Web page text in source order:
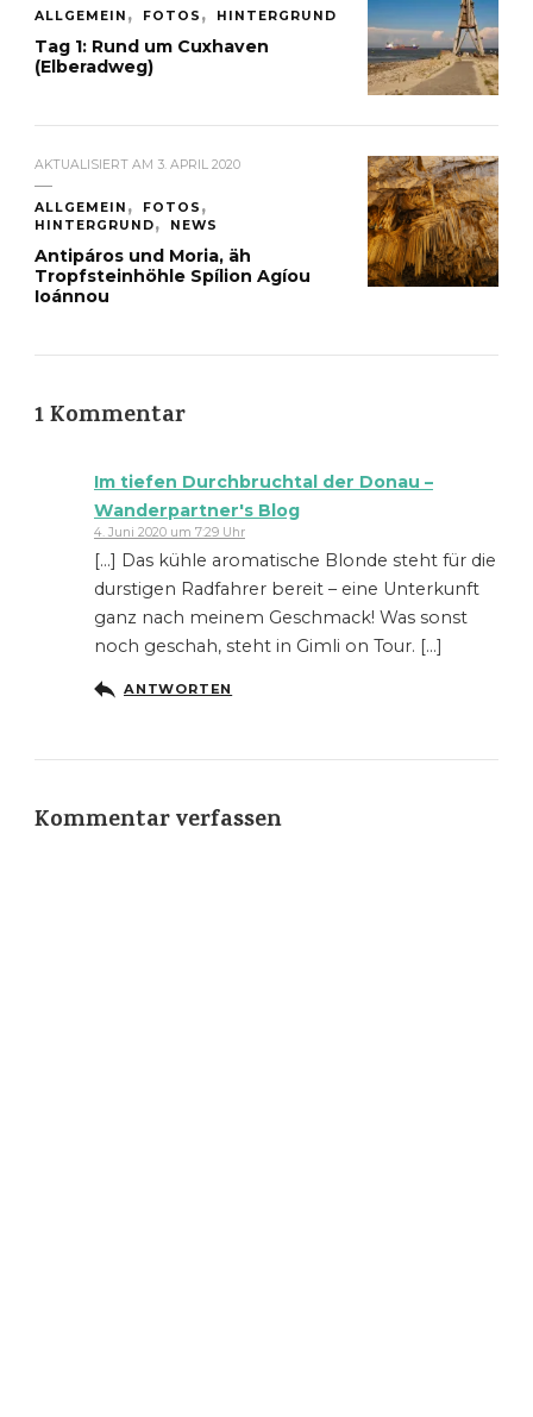
ALLGEMEIN FOTOS HINTERGRUND
Tag 1: Rund um Cuxhaven
(Elberadweg)
AKTUALISIERT AM 3. APRIL 2020
ALLGEMEIN
FOTOS
HINTERGRUND
NEWS
Antipáros und Moria, äh
Tropfsteinhöhle Spílion Agíou
Ioánnou
1 Kommentar
Im tiefen Durchbruchtal der Donau –
Wanderpartner's Blog
4. Juni 2020 um 7:29 Uhr
[…] Das kühle aromatische Blonde steht für die
durstigen Radfahrer bereit – eine Unterkunft
ganz nach meinem Geschmack! Was sonst
noch geschah, steht in Gimli on Tour. […]
ANTWORTEN
Kommentar verfassen